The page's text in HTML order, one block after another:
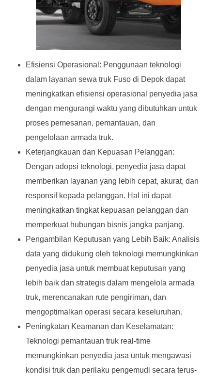
Efisiensi Operasional: Penggunaan teknologi
dalam layanan sewa truk Fuso di Depok dapat
meningkatkan efisiensi operasional penyedia jasa
dengan mengurangi waktu yang dibutuhkan untuk
proses pemesanan, pemantauan, dan
pengelolaan armada truk.
Keterjangkauan dan Kepuasan Pelanggan:
Dengan adopsi teknologi, penyedia jasa dapat
memberikan layanan yang lebih cepat, akurat, dan
responsif kepada pelanggan. Hal ini dapat
meningkatkan tingkat kepuasan pelanggan dan
memperkuat hubungan bisnis jangka panjang.
Pengambilan Keputusan yang Lebih Baik: Analisis
data yang didukung oleh teknologi memungkinkan
penyedia jasa untuk membuat keputusan yang
lebih baik dan strategis dalam mengelola armada
truk, merencanakan rute pengiriman, dan
mengoptimalkan operasi secara keseluruhan.
Peningkatan Keamanan dan Keselamatan:
Teknologi pemantauan truk real-time
memungkinkan penyedia jasa untuk mengawasi
kondisi truk dan perilaku pengemudi secara terus-